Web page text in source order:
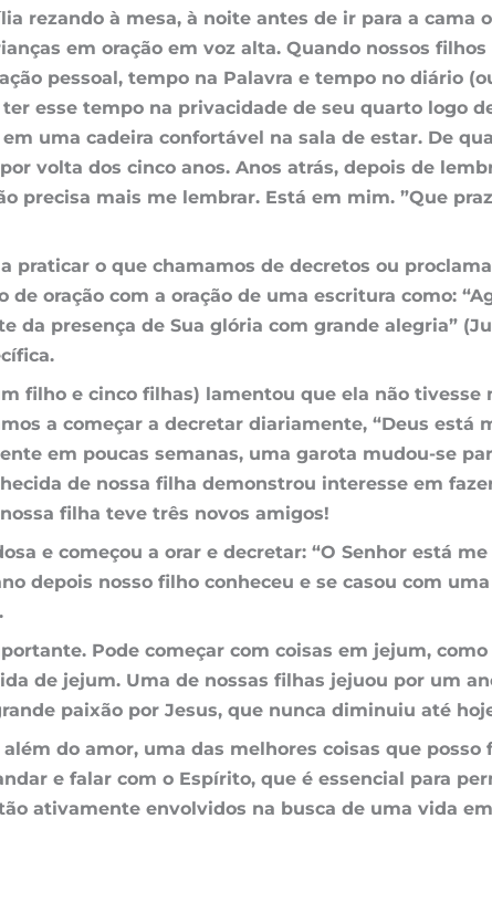
rezando à mesa, à noite antes de ir para a
em oração em voz alta. Quando nossos
pessoal, tempo na Palavra e tempo no diário
esse tempo na privacidade de seu quarto logo
uma cadeira confortável na sala de estar. De
por volta dos cinco anos. Anos atrás, depois de
precisa mais me lembrar. Está em mim. ”Que
praticar o que chamamos de decretos ou
oração com a oração de uma escritura como:
da presença de Sua glória com grande alegria”
filho e cinco filhas) lamentou que ela não
a começar a decretar diariamente, “Deus está
em poucas semanas, uma garota mudou-se
de nossa filha demonstrou interesse em
filha teve três novos amigos!
e começou a orar e decretar: “O Senhor está me
depois nosso filho conheceu e se casou com
Pode começar com coisas em jejum,
de jejum. Uma de nossas filhas jejuou por um
paixão por Jesus, que nunca diminuiu até
do amor, uma das melhores coisas que
e falar com o Espírito, que é essencial para
ativamente envolvidos na busca de uma vida